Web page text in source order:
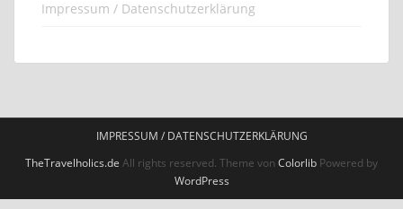
Impressum / Datenschutzerklärung
IMPRESSUM / DATENSCHUTZERKLÄRUNG
TheTravelholics.de All rights reserved. Theme von Colorlib Powered by
WordPress